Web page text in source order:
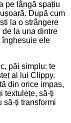
pe lângă spațiu
După cum
la o strângere
de la una dintre
înghesuie ele
păi simplu: te
al lui Clippy.
din orice impas,
textulețe, să-ți
să-ți transformi